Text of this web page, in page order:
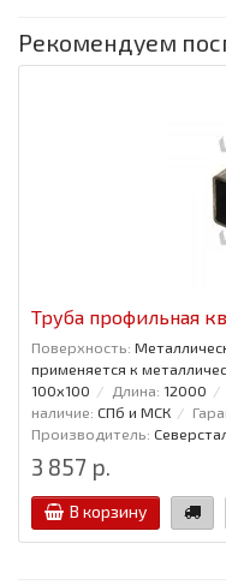
Рекомендуем
Труба профильная
Поверхность:
применяется к
100x100
Длина: 12000
наличие: СПб и МСК
Производитель:
3 857 р.
В корзину